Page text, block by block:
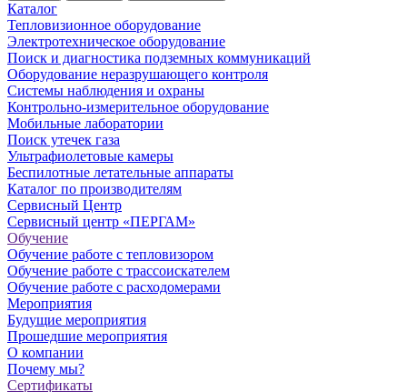
Каталог
Тепловизионное оборудование
Электротехническое оборудование
Поиск и диагностика подземных коммуникаций
Оборудование неразрушающего контроля
Системы наблюдения и охраны
Контрольно-измерительное оборудование
Мобильные лаборатории
Поиск утечек газа
Ультрафиолетовые камеры
Беспилотные летательные аппараты
Каталог по производителям
Сервисный Центр
Сервисный центр «ПЕРГАМ»
Обучение
Обучение работе с тепловизором
Обучение работе с трассоискателем
Обучение работе с расходомерами
Мероприятия
Будущие мероприятия
Прошедшие мероприятия
О компании
Почему мы?
Сертификаты